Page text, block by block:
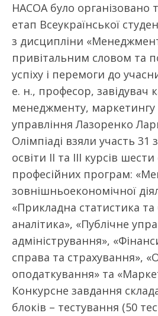
НАСОА було організовано
етап Всеукраїнської
з дисципліни
привітальним словом та
успіху і перемоги до
е. н., професор, завідувач
менеджменту, маркетингу
управління Лазоренко
Олімпіаді взяли участь
освіти ІІ та ІІІ курсів
професійних програм:
зовнішньоекономічної
«Прикладна статистика та
аналітика», «Публічне
адміністрування»,
справа та страхування»,
оподаткування» та
Конкурсне завдання
блоків – тестування (50